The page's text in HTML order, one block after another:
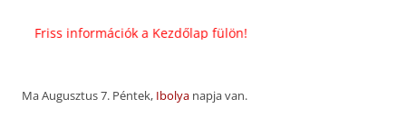
Friss információk a Kezdőlap fülön!
Ma Augusztus 7. Péntek, Ibolya napja van.